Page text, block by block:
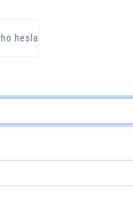
hesla